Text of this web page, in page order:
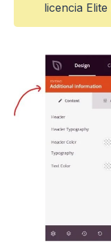
licencia Elite